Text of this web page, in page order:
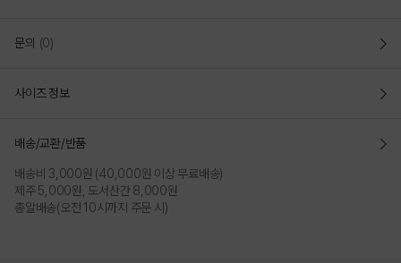
PRODUCT VIEW
문의 (0)
사이즈 정보
배송/교환/반품
배송비 3,000원 (40,000원 이상 무료배송)
제주 5,000원, 도서산간 8,000원
총알배송(오전 10시까지 주문 시)